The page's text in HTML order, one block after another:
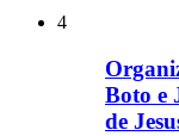
4
Boto e
de